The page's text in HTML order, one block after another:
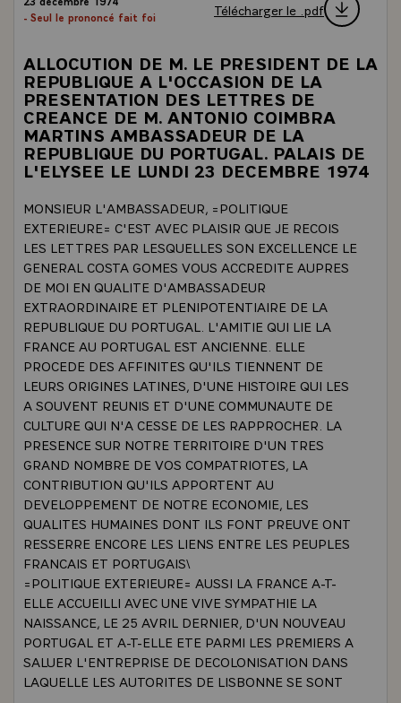
- Seul le prononcé fait foi
Télécharger le .pdf
ALLOCUTION DE M. LE PRESIDENT DE LA
REPUBLIQUE A L'OCCASION DE LA
PRESENTATION DES LETTRES DE
CREANCE DE M. ANTONIO COIMBRA
MARTINS AMBASSADEUR DE LA
REPUBLIQUE DU PORTUGAL. PALAIS DE
L'ELYSEE LE LUNDI 23 DECEMBRE 1974
MONSIEUR L'AMBASSADEUR, =POLITIQUE
EXTERIEURE= C'EST AVEC PLAISIR QUE JE RECOIS
LES LETTRES PAR LESQUELLES SON EXCELLENCE LE
GENERAL COSTA GOMES VOUS ACCREDITE AUPRES
DE MOI EN QUALITE D'AMBASSADEUR
EXTRAORDINAIRE ET PLENIPOTENTIAIRE DE LA
REPUBLIQUE DU PORTUGAL. L'AMITIE QUI LIE LA
FRANCE AU PORTUGAL EST ANCIENNE. ELLE
PROCEDE DES AFFINITES QU'ILS TIENNENT DE
LEURS ORIGINES LATINES, D'UNE HISTOIRE QUI LES
A SOUVENT REUNIS ET D'UNE COMMUNAUTE DE
CULTURE QUI N'A CESSE DE LES RAPPROCHER. LA
PRESENCE SUR NOTRE TERRITOIRE D'UN TRES
GRAND NOMBRE DE VOS COMPATRIOTES, LA
CONTRIBUTION QU'ILS APPORTENT AU
DEVELOPPEMENT DE NOTRE ECONOMIE, LES
QUALITES HUMAINES DONT ILS FONT PREUVE ONT
RESSERRE ENCORE LES LIENS ENTRE LES PEUPLES
FRANCAIS ET PORTUGAIS\
=POLITIQUE EXTERIEURE= AUSSI LA FRANCE A-T-
ELLE ACCUEILLI AVEC UNE VIVE SYMPATHIE LA
NAISSANCE, LE 25 AVRIL DERNIER, D'UN NOUVEAU
PORTUGAL ET A-T-ELLE ETE PARMI LES PREMIERS A
SALUER L'ENTREPRISE DE DECOLONISATION DANS
LAQUELLE LES AUTORITES DE LISBONNE SE SONT